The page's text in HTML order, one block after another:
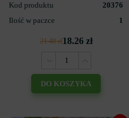
Kod produktu
20376
Ilość w paczce
1
21.48 zł18.26 zł
DO KOSZYKA